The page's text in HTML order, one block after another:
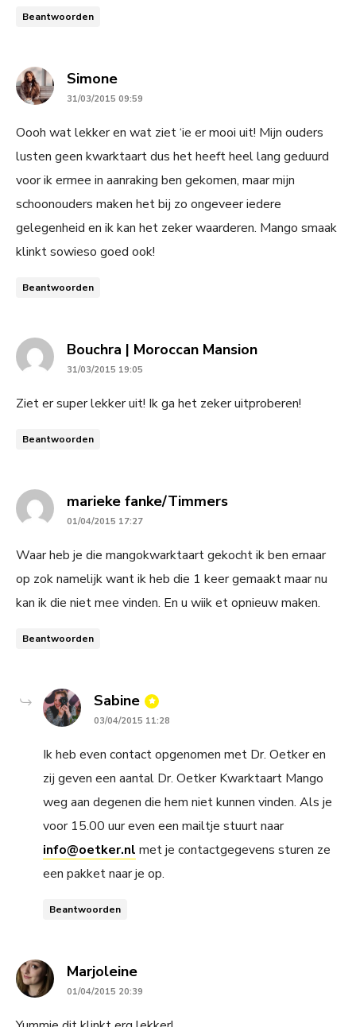
Beantwoorden
Simonesays:
31/03/2015 09:59
Oooh wat lekker en wat ziet ‘ie er mooi uit! Mijn ouders
lusten geen kwarktaart dus het heeft heel lang geduurd
voor ik ermee in aanraking ben gekomen, maar mijn
schoonouders maken het bij zo ongeveer iedere
gelegenheid en ik kan het zeker waarderen. Mango smaak
klinkt sowieso goed ook!
Beantwoorden
Bouchra | Moroccan Mansionsays:
31/03/2015 19:05
Ziet er super lekker uit! Ik ga het zeker uitproberen!
Beantwoorden
marieke fanke/Timmerssays:
01/04/2015 17:27
Waar heb je die mangokwarktaart gekocht ik ben ernaar
op zok namelijk want ik heb die 1 keer gemaakt maar nu
kan ik die niet mee vinden. En u wiik et opnieuw maken.
Beantwoorden
Sabine says:
03/04/2015 11:28
Ik heb even contact opgenomen met Dr. Oetker en
zij geven een aantal Dr. Oetker Kwarktaart Mango
weg aan degenen die hem niet kunnen vinden. Als je
voor 15.00 uur even een mailtje stuurt naar
info@oetker.nl met je contactgegevens sturen ze
een pakket naar je op.
Beantwoorden
Marjoleinesays:
01/04/2015 20:39